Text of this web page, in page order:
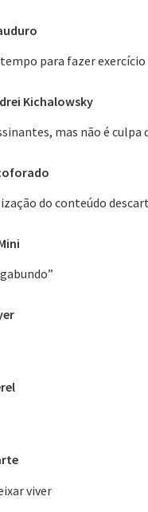
para fazer exercício
Kichalowsky
mas não é culpa
do conteúdo
viver